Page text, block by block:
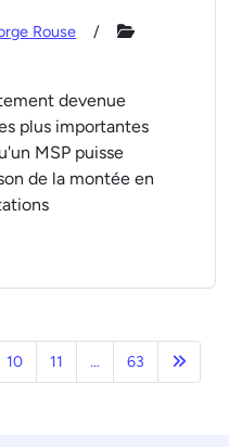
Rouse
devenue
plus importantes
MSP puisse
de la montée en
10 11 … 63